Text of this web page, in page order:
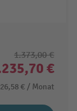
1.373,00 €
€
26,58 € / Monat